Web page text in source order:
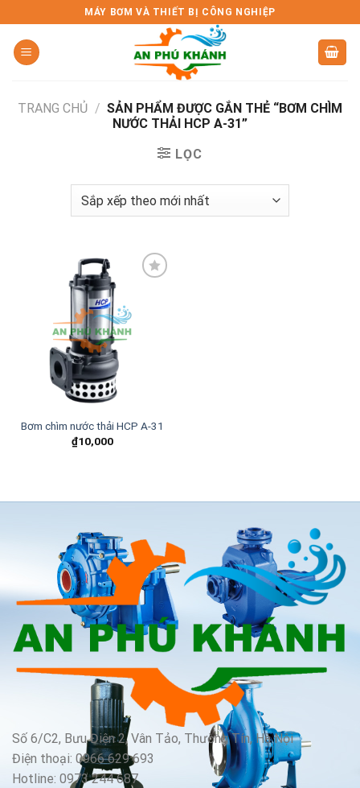
to
content
MÁY BƠM VÀ THIẾT BỊ CÔNG NGHIỆP
TRANG CHỦ / SẢN PHẨM ĐƯỢC GẮN THẺ “BƠM CHÌM
NƯỚC THẢI HCP A-31”
LỌC
wishlist
Bơm chìm nước thải HCP A-31
₫10,000
Số 6/C2, Bưu Điện 2, Vân Tảo, Thường Tín, Hà Nội
Điện thoại: 0966 629 693
Hotline: 0973 244 687